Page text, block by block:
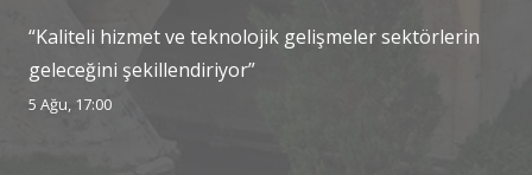
“Kaliteli hizmet ve teknolojik gelişmeler sektörlerin
geleceğini şekillendiriyor”
5 Ağu, 17:00